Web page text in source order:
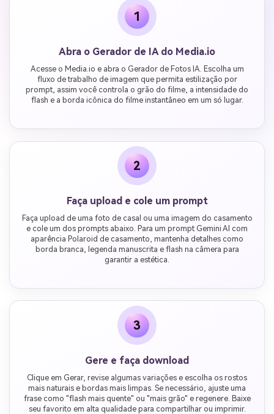
1
Abra o Gerador de IA do Media.io
Acesse o Media.io e abra o Gerador de Fotos IA. Escolha um
fluxo de trabalho de imagem que permita estilização por
prompt, assim você controla o grão do filme, a intensidade do
flash e a borda icônica do filme instantâneo em um só lugar.
2
Faça upload e cole um prompt
Faça upload de uma foto de casal ou uma imagem do casamento
e cole um dos prompts abaixo. Para um prompt Gemini AI com
aparência Polaroid de casamento, mantenha detalhes como
borda branca, legenda manuscrita e flash na câmera para
garantir a estética.
3
Gere e faça download
Clique em Gerar, revise algumas variações e escolha os rostos
mais naturais e bordas mais limpas. Se necessário, ajuste uma
frase como "flash mais quente" ou "mais grão" e regenere. Baixe
seu favorito em alta qualidade para compartilhar ou imprimir.